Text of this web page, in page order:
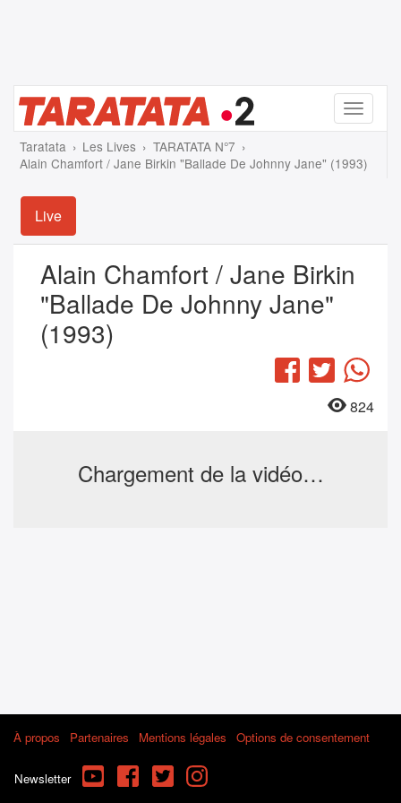
Menu
Taratata Les Lives
TARATATA N°7
Alain Chamfort / Jane Birkin "Ballade De Johnny Jane" (1993)
Live
Alain Chamfort / Jane Birkin
"Ballade De Johnny Jane"
(1993)
Facebook
Twitter
824
Chargement de la vidéo…
À propos Partenaires Mentions légales Options de consentement
Newsletter YouTube FacebookTwitterInstagram